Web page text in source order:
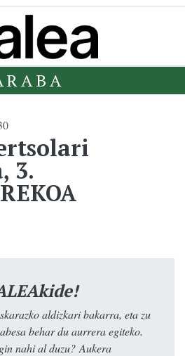
3.
aldizkari bakarra, eta zu
behar du aurrera egiteko.
nahi al duzu? Aukera